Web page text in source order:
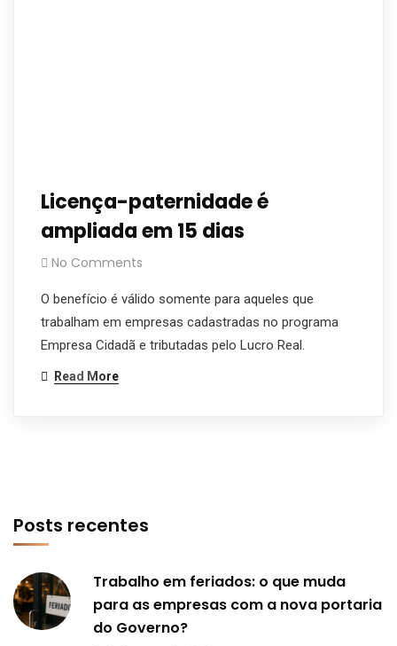
Licença-paternidade é
ampliada em 15 dias
No Comments
O benefício é válido somente para aqueles que
trabalham em empresas cadastradas no programa
Empresa Cidadã e tributadas pelo Lucro Real.
Read More
Posts recentes
Trabalho em feriados: o que muda
para as empresas com a nova portaria
do Governo?